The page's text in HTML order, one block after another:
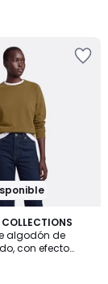
algodón de
con efecto